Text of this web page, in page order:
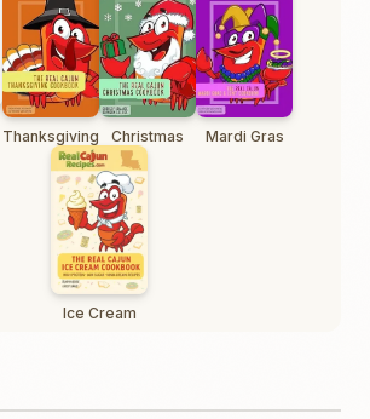
Thanksgiving Christmas Mardi Gras
Ice Cream